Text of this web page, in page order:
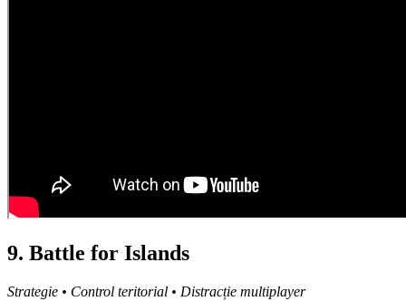
9. Battle for Islands
Strategie • Control teritorial • Distracție multiplayer